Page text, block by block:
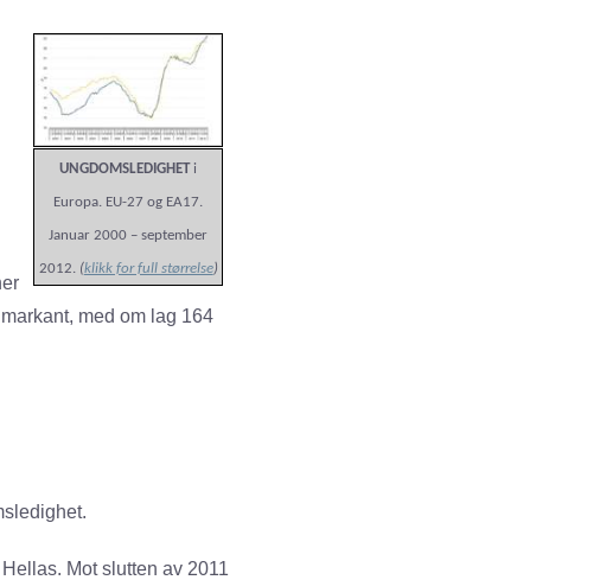
UNGDOMSLEDIGHETi
Europa. EU-27 og EA17.
Januar 2000 – september
2012. (klikk for full størrelse)
med om lag 164
Mot slutten av 2011